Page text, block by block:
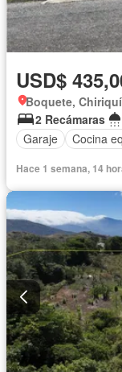
USD$
Boquete, Chiriquí
2 Recámaras
Garaje
Cocina
Hace 1 semana, 14